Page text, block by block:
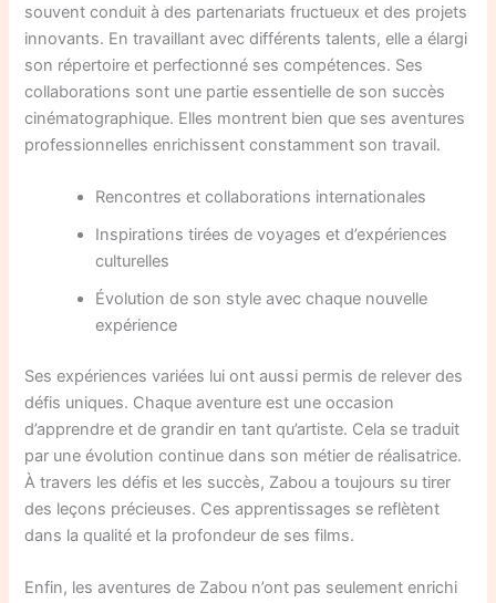
souvent conduit à des partenariats fructueux et des projets
innovants. En travaillant avec différents talents, elle a élargi
son répertoire et perfectionné ses compétences. Ses
collaborations sont une partie essentielle de son succès
cinématographique. Elles montrent bien que ses aventures
professionnelles enrichissent constamment son travail.
Rencontres et collaborations internationales
Inspirations tirées de voyages et d’expériences
culturelles
Évolution de son style avec chaque nouvelle
expérience
Ses expériences variées lui ont aussi permis de relever des
défis uniques. Chaque aventure est une occasion
d’apprendre et de grandir en tant qu’artiste. Cela se traduit
par une évolution continue dans son métier de réalisatrice.
À travers les défis et les succès, Zabou a toujours su tirer
des leçons précieuses. Ces apprentissages se reflètent
dans la qualité et la profondeur de ses films.
Enfin, les aventures de Zabou n’ont pas seulement enrichi